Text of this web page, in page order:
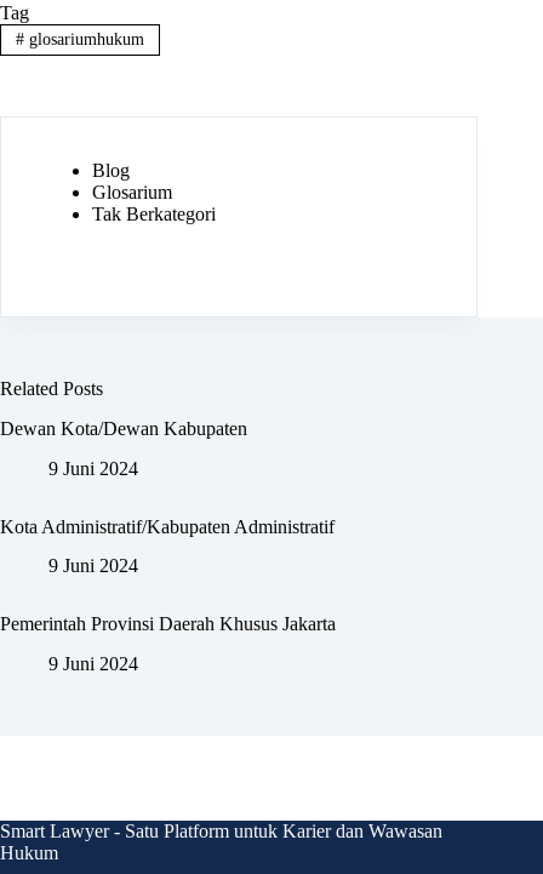
Tag
#glosariumhukum
Blog
Glosarium
Tak Berkategori
Related Posts
Dewan Kota/Dewan Kabupaten
9 Juni 2024
Kota Administratif/Kabupaten Administratif
9 Juni 2024
Pemerintah Provinsi Daerah Khusus Jakarta
9 Juni 2024
Smart Lawyer - Satu Platform untuk Karier dan Wawasan
Hukum